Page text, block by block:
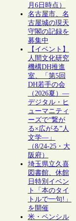
月6日時点）
名古屋市、名
古屋城の現天
守閣の記録を
募集中
【イベント】
人間文化研究
機構DH推進
室、「第5回
DH若手の会
（2026夏）―
デジタル・ヒ
ューマニティ
ーズで“繋が
る×広がる”人
文学―」
（8/24-25・大
阪府）
埼玉県立久喜
図書館、休館
日特別イベン
ト「本のタイ
トルで一句!」
を開催
米・ペンシル